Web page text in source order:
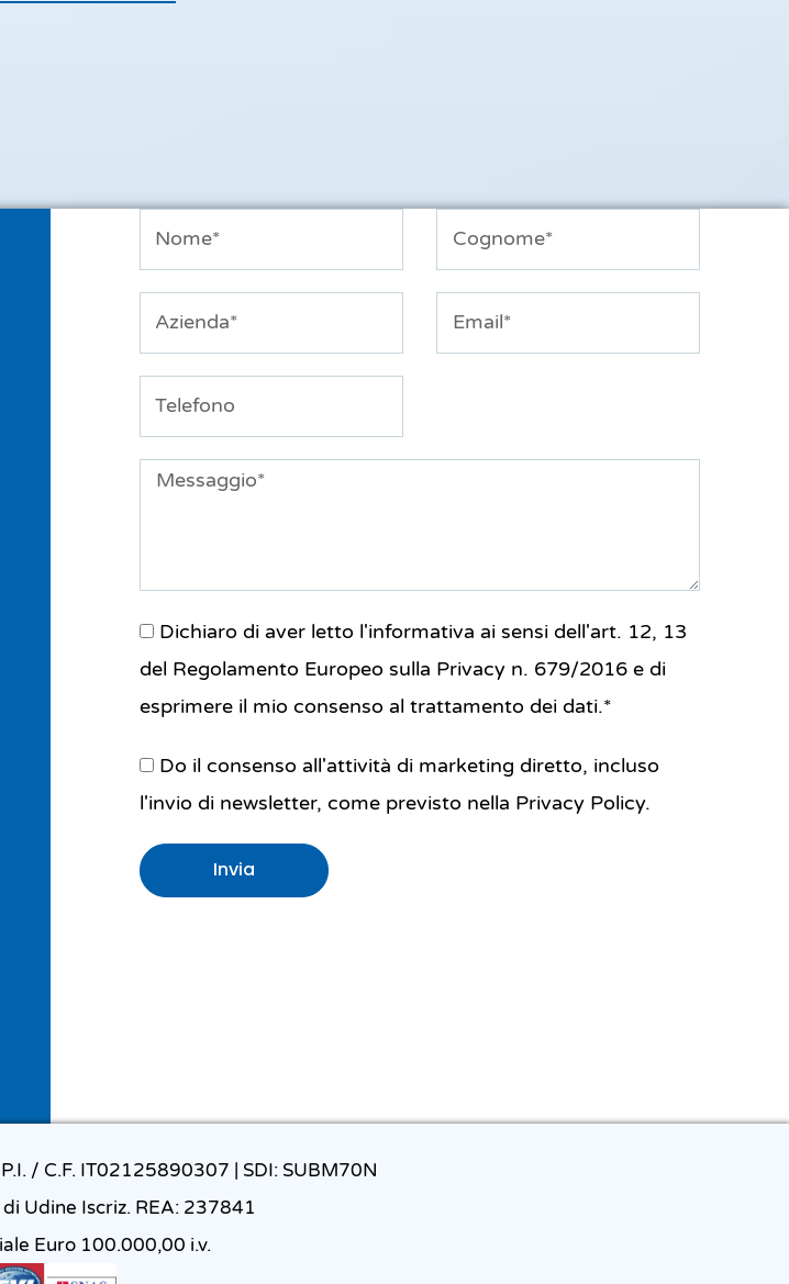
Messaggio
Dichiaro di aver letto l'informativa ai sensi dell'art. 12, 13
del Regolamento Europeo sulla Privacy n. 679/2016 e di
esprimere il mio consenso al trattamento dei dati.*
Do il consenso all'attività di marketing diretto, incluso
l'invio di newsletter, come previsto nella Privacy Policy.
Invia
/ C.F. IT02125890307 | SDI: SUBM70N
Udine Iscriz. REA: 237841
Euro 100.000,00 i.v.